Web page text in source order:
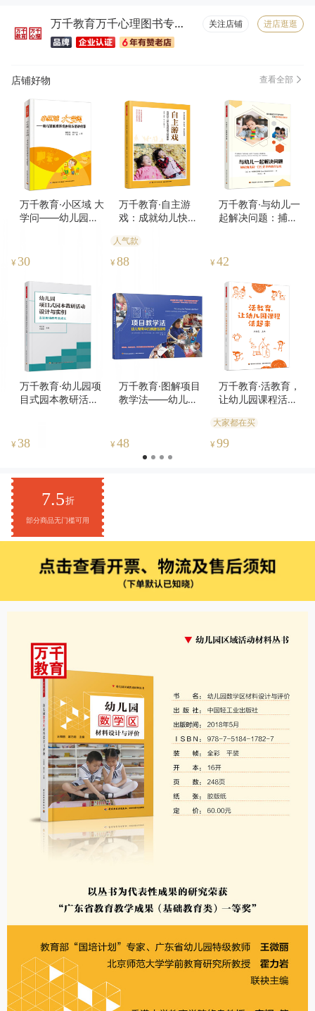
包装很好(6) 大小合适(6) 真材实料(6) 纸张精良(6)
万千教育万千心理图书专营店 关注店铺 进店逛逛
店铺好物 查看全部
万千教育·小区域 大
学问——幼儿园区
¥ 30
万千教育·自主游
戏：成就幼儿快乐
人气款
¥ 88
万千教育·与幼儿一
起解决问题：捕捉
¥ 42
万千教育·幼儿园项
目式园本教研活动
¥ 38
万千教育·图解项目
教学法——幼儿教
¥ 48
万千教育·活教育，
让幼儿园课程活起
大家都在买
¥ 99
7.5折
部分商品无门槛可用